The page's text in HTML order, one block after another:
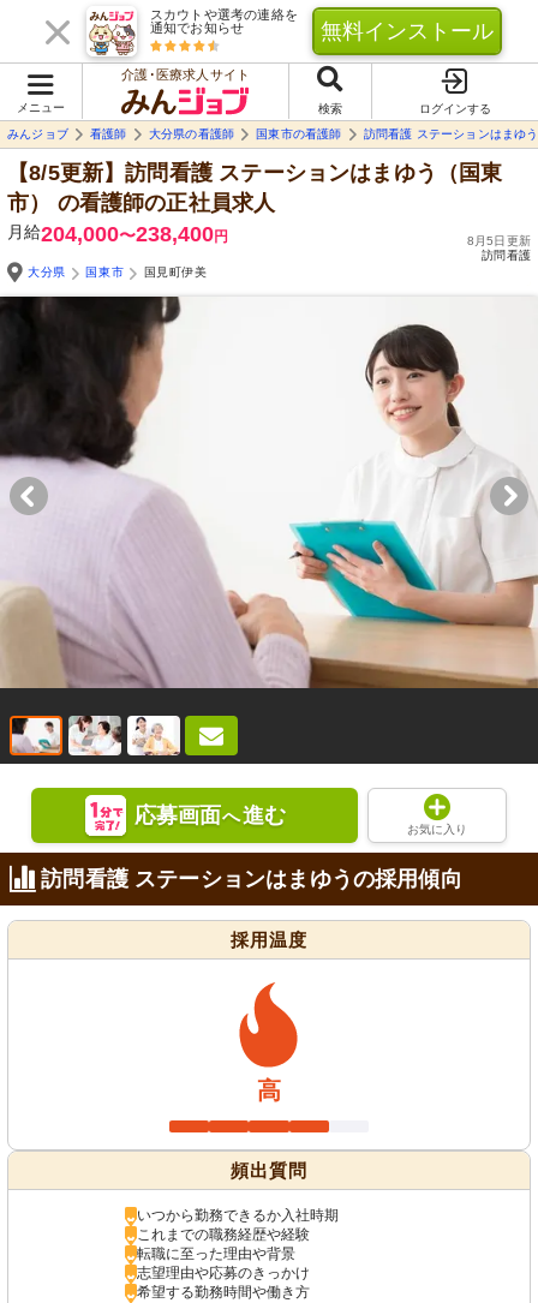
スカウトや選考の連絡を
通知でお知らせ
無料インストール
メニュー
介護･医療求人サイト
検索
ログインする
みんジョブ
看護師 大分県の看護師 国東市の看護師 訪問看護 ステーションはまゆう
【8/5更新】訪問看護 ステーションはまゆう（国東
市）
の看護師の正社員求人
月給204,000〜238,400円
8月5日更新
訪問看護
大分県
国東市 国見町伊美
応募画面へ進む
お気に入り
訪問看護 ステーションはまゆうの採用傾向
採用温度
高
頻出質問
いつから勤務できるか入社時期
これまでの職務経歴や経験
転職に至った理由や背景
志望理由や応募のきっかけ
希望する勤務時間や働き方